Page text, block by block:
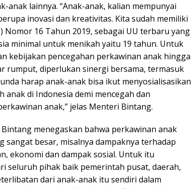
anak lainnya. “Anak-anak, kalian mempunyai
inovasi dan kreativitas. Kita sudah memiliki
Nomor 16 Tahun 2019, sebagai UU terbaru yang
minimal untuk menikah yaitu 19 tahun. Untuk
kebijakan pencegahan perkawinan anak hingga
rumput, diperlukan sinergi bersama, termasuk
harap anak-anak bisa ikut menyosialisasikan
anak di Indonesia demi mencegah dan
anak,” jelas Menteri Bintang.
menegaskan bahwa perkawinan anak
sangat besar, misalnya dampaknya terhadap
ekonomi dan dampak sosial. Untuk itu
seluruh pihak baik pemerintah pusat, daerah,
dari anak-anak itu sendiri dalam